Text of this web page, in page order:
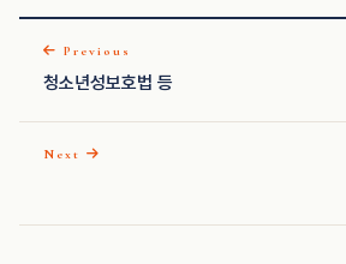
Previous
청소년성보호법 등
Next